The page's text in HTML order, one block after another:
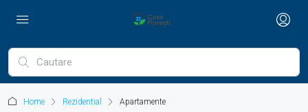
Home Rezidential Apartamente